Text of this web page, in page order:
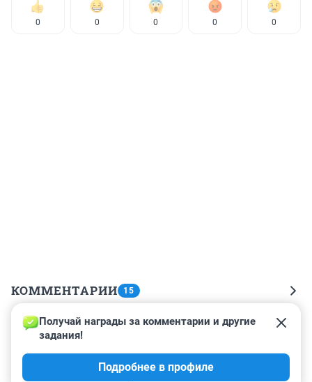
0 0 0 0 0
КОММЕНТАРИИ 15
Гость
28 сентября 2022, 03:28
Сын Пескова сказал что пойдет только если
Владимир Владимирович лично попросит;)
Получай награды за комментарии и другие
задания!
Подробнее в профиле